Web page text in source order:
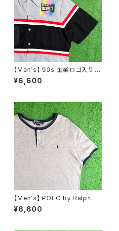
【Men's】 90s 企業ロゴ入り ワ
ークシャツ / アメリカ製 USA製
90年代 シャツ ワーク 古着 メン
¥6,600
【Men's】 POLO by Ralph La
uren 鹿の子素材 ヘンリーネッ
ク トップス / ラルフローレン ポ
¥6,600